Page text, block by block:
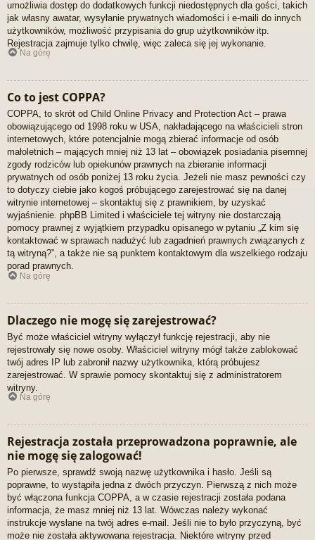
umożliwia dostęp do dodatkowych funkcji niedostępnych dla gości, takich
jak własny awatar, wysyłanie prywatnych wiadomości i e-maili do innych
użytkowników, możliwość przypisania do grup użytkowników itp.
Rejestracja zajmuje tylko chwilę, więc zaleca się jej wykonanie.
Na górę
Co to jest COPPA?
COPPA, to skrót od Child Online Privacy and Protection Act – prawa
obowiązującego od 1998 roku w USA, nakładającego na właścicieli stron
internetowych, które potencjalnie mogą zbierać informacje od osób
małoletnich – mających mniej niż 13 lat – obowiązek posiadania pisemnej
zgody rodziców lub opiekunów prawnych na zbieranie informacji
prywatnych od osób poniżej 13 roku życia. Jeżeli nie masz pewności czy
to dotyczy ciebie jako kogoś próbującego zarejestrować się na danej
witrynie internetowej – skontaktuj się z prawnikiem, by uzyskać
wyjaśnienie. phpBB Limited i właściciele tej witryny nie dostarczają
pomocy prawnej z wyjątkiem przypadku opisanego w pytaniu „Z kim się
kontaktować w sprawach nadużyć lub zagadnień prawnych związanych z
tą witryną?”, a także nie są punktem kontaktowym dla wszelkiego rodzaju
porad prawnych.
Na górę
Dlaczego nie mogę się zarejestrować?
Być może właściciel witryny wyłączył funkcję rejestracji, aby nie
rejestrowały się nowe osoby. Właściciel witryny mógł także zablokować
twój adres IP lub zabronił nazwy użytkownika, którą próbujesz
zarejestrować. W sprawie pomocy skontaktuj się z administratorem
witryny.
Na górę
Rejestracja została przeprowadzona poprawnie, ale
nie mogę się zalogować!
Po pierwsze, sprawdź swoją nazwę użytkownika i hasło. Jeśli są
poprawne, to wystąpiła jedna z dwóch przyczyn. Pierwszą z nich może
być włączona funkcja COPPA, a w czasie rejestracji została podana
informacja, że masz mniej niż 13 lat. Wówczas należy wykonać
instrukcje wysłane na twój adres e-mail. Jeśli nie to było przyczyną, być
może nie została aktywowana rejestracja. Niektóre witryny przed